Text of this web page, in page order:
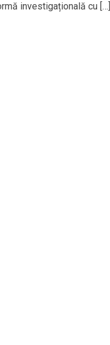
investigațională cu […]